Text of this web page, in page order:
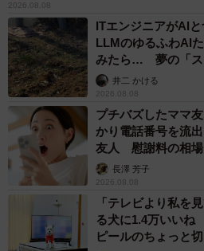
2026.08.08
ITエンジニアがAI
LLMのゆるふわAI
みたら… 夢の「ス
るか井二 かける
2026.08.08
プチバズしたママ
かり電話番号を流
友人 慰謝料の相場
解説】長澤 芳子
2026.08.08
「テレビより私を
る犬に1.4万いい
ピールのちょっと